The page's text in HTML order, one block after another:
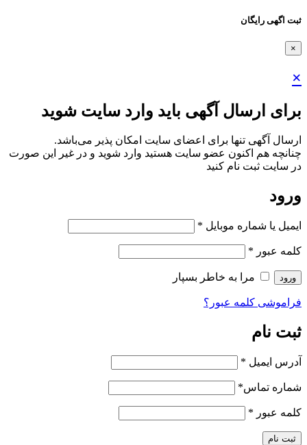
ثبت اگهی رایگان
×
×
برای ارسال آگهی باید وارد سایت شوید
ارسال آگهی تنها برای اعضای سایت امکان پذیر می‌باشد.
چنانچه هم‌ اکنون عضو سایت هستید وارد شوید و در غیر این صورت
در سایت ثبت نام کنید
ورود
ایمیل یا شماره موبایل *
کلمه عبور *
ورود مرا به خاطر بسپار
فراموشی کلمه عبور؟
ثبت نام
آدرس ایمیل *
شماره تماس*
کلمه عبور *
ثبت نام